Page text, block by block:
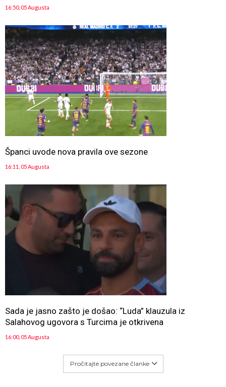
16:50, 05 Augusta
Španci uvode nova pravila ove sezone
16:11, 05 Augusta
Sada je jasno zašto je došao: “Luda” klauzula iz
Salahovog ugovora s Turcima je otkrivena
16:00, 05 Augusta
Pročitajte povezane članke